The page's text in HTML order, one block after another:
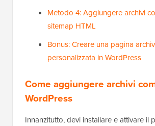
Metodo 4: Aggiungere archivi
sitemap HTML
Bonus: Creare una pagina
personalizzata in WordPress
Come aggiungere archivi
WordPress
Innanzitutto, devi installare e attivare il